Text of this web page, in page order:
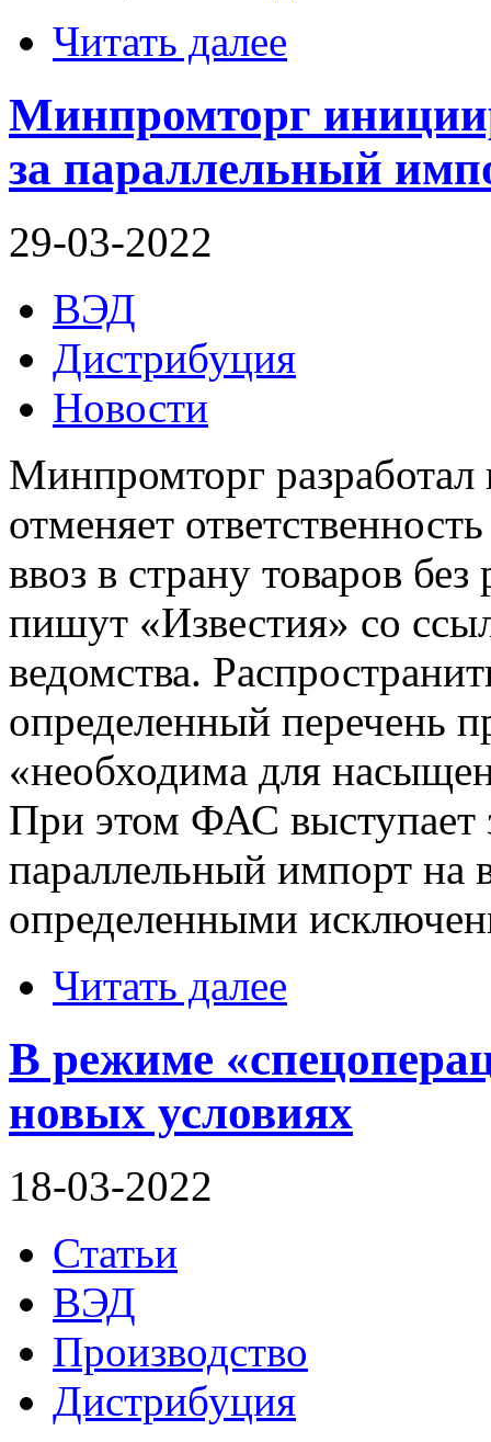
Читать далее
Минпромторг
за параллельный
29-03-2022
ВЭД
Дистрибуция
Новости
Минпромторг разработал
отменяет
ввоз в страну товаров
пишут «Известия» со
ведомства.
определенный перечень
«необходима для
При этом ФАС выступает
параллельный импорт на
определенными
Читать далее
В режиме
новых условиях
18-03-2022
Статьи
ВЭД
Производство
Дистрибуция